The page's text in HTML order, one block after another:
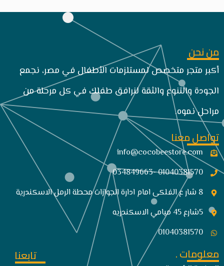
من نحن
أكبر متجر متخصص لمستلزمات الأطفال في مصر، نجمع
الجودة والتنوع والثقة لنرافق طفلك في كل مرحلة من
مراحل نموه.
تواصل معنا
info@cocobeestore.com​
01040381570 -034849663
8 شار ع الفلكى امام ادارة الجوازات محطة الرمل الاسكندرية
5شارع 45 ميامي الاسكندريه
01040381570
معلومات . تابعنا